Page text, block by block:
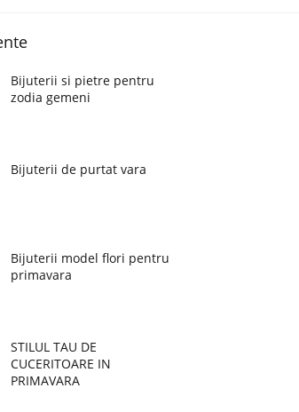
Bijuterii si pietre pentru
zodia gemeni
Bijuterii de purtat vara
Bijuterii model flori pentru
primavara
STILUL TAU DE
CUCERITOARE IN
PRIMAVARA